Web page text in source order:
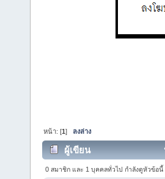
หน้า: [1] ลงล่าง
ผู้เขียน
0 สมาชิก และ 1 บุคคลทั่วไป กำลังดูหัวข้อนี้